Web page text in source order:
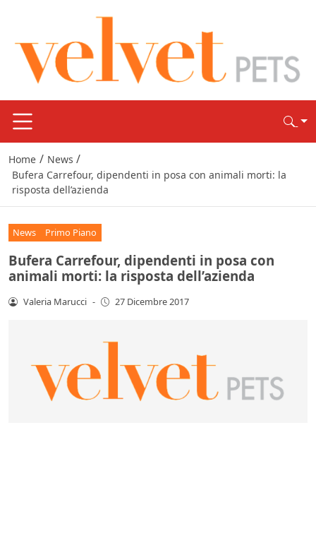
Home / News /
Bufera Carrefour, dipendenti in posa con animali morti: la
risposta dell’azienda
News Primo Piano
Bufera Carrefour, dipendenti in posa con
animali morti: la risposta dell’azienda
Valeria Marucci - 27 Dicembre 2017